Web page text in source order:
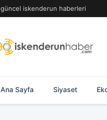
güncel iskenderun haberleri
Ana Sayfa Siyaset